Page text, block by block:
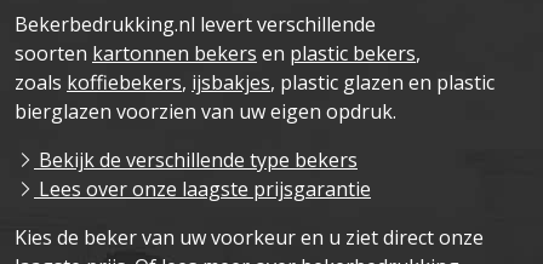
Bekerbedrukking.nl levert verschillende
soorten kartonnen bekers en plastic bekers,
zoals koffiebekers, ijsbakjes, plastic glazen en plastic
bierglazen voorzien van uw eigen opdruk.
Bekijk de verschillende type bekers
Lees over onze laagste prijsgarantie
Kies de beker van uw voorkeur en u ziet direct onze